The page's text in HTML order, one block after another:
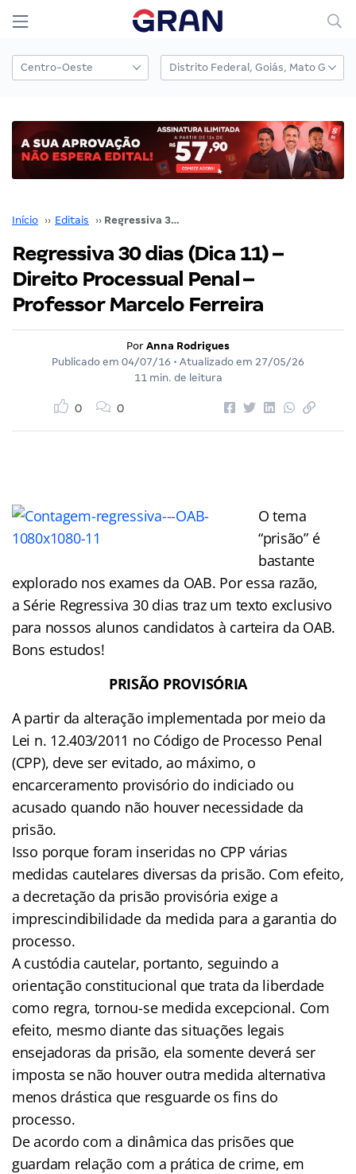
Início ›› Editais ›› Regressiva 30 dias (Dica 11) – Direito Processual Penal – Professor Marcelo Ferreira
Regressiva 30 dias (Dica 11) –
Direito Processual Penal –
Professor Marcelo Ferreira
Por Anna Rodrigues
Publicado em 04/07/16 • Atualizado em 27/05/26
11 min. de leitura
0 0
O tema
“prisão” é
bastante
explorado nos exames da OAB. Por essa razão,
a Série Regressiva 30 dias traz um texto exclusivo
para nossos alunos candidatos à carteira da OAB.
Bons estudos!
PRISÃO PROVISÓRIA
A partir da alteração implementada por meio da
Lei n. 12.403/2011 no Código de Processo Penal
(CPP), deve ser evitado, ao máximo, o
encarceramento provisório do indiciado ou
acusado quando não houver necessidade da
prisão.
Isso porque foram inseridas no CPP várias
medidas cautelares diversas da prisão. Com efeito,
a decretação da prisão provisória exige a
imprescindibilidade da medida para a garantia do
processo.
A custódia cautelar, portanto, seguindo a
orientação constitucional que trata da liberdade
como regra, tornou-se medida excepcional. Com
efeito, mesmo diante das situações legais
ensejadoras da prisão, ela somente deverá ser
imposta se não houver outra medida alternativa
menos drástica que resguarde os fins do
processo.
De acordo com a dinâmica das prisões que
guardam relação com a prática de crime, em